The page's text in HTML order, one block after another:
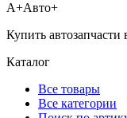
А+Авто+
Купить
Каталог
Все товары
Все категории